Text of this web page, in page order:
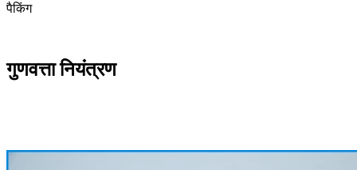
पैकिंग
गुणवत्ता नियंत्रण